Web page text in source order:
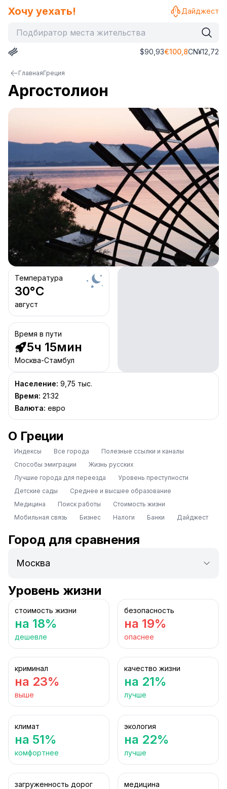
Хочу уехать!
$90,93€100,8CN¥12,72
Дайджест
ГлавнаяГреция
Аргостолион
Температура
30°C
август
Время в пути
5ч 15мин
Москва-Стамбул
Население: 9,75 тыс.
Время: 21:32
Валюта: евро
О Греции
Индексы Все города
Полезные ссылки и каналы
Способы эмиграции
Жизнь русских
Лучшие города для переезда
Уровень преступности
Детские сады
Среднее и высшее образование
Медицина
Поиск работы
Стоимость жизни
Мобильная связь
Бизнес Налоги Банки Дайджест
Город для сравнения
Уровень жизни
стоимость жизни
на 18%
дешевле
безопасность
на 19%
опаснее
криминал
на 23%
выше
качество жизни
на 21%
лучше
климат
на 51%
комфортнее
экология
на 22%
лучше
загруженность дорог медицина